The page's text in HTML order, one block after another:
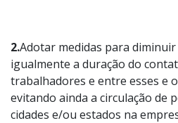
2.Adotar medidas para
igualmente a duração do
trabalhadores e entre esses e
evitando ainda a circulação de
cidades e/ou estados na